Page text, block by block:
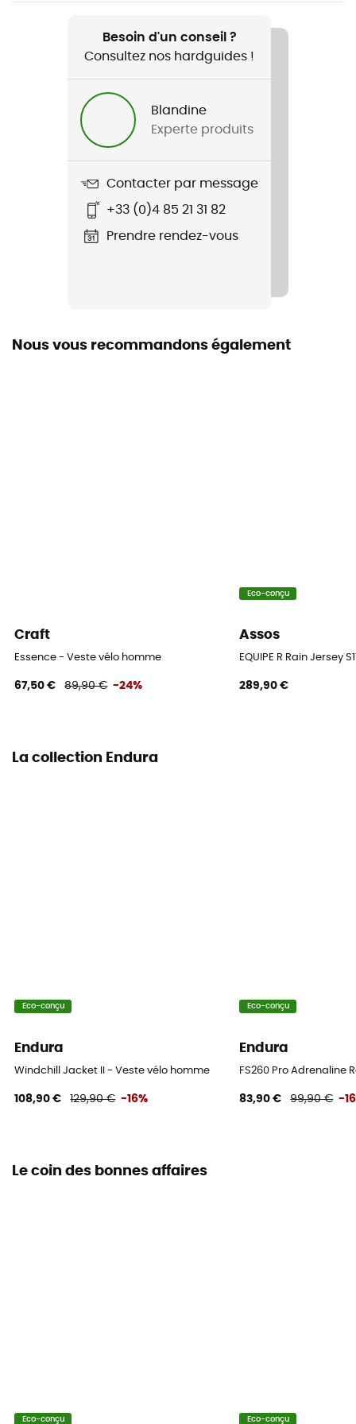
Nom du produit
Pro SL 3-Season Jacket
Oui
Protection contre le froid
Besoin d'un conseil ?
Consultez nos hardguides !
Blandine
Experte produits
Contacter par message
+33 (0)4 85 21 31 82
Prendre rendez-vous
Nous vous recommandons également
Craft
Essence - Veste vélo homme
67,50 € 89,90 € -24%
Eco-conçu
Assos
EQUIPE R Rain Jersey
289,90 €
La collection Endura
Eco-conçu
Endura
Windchill Jacket II - Veste vélo homme
108,90 € 129,90 € -16%
Eco-conçu
Endura
FS260 Pro Adrenaline
83,90 € 99,90 € -
Le coin des bonnes affaires
Eco-conçu Eco-conçu